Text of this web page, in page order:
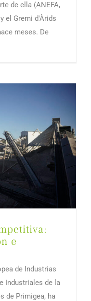
de ella (ANEFA,
el Gremi d'Àrids
meses. De
e
de Industrias
Industriales de la
de Primigea, ha